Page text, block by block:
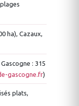
ha), Cazaux,
: 315
gascogne.fr)
plats,